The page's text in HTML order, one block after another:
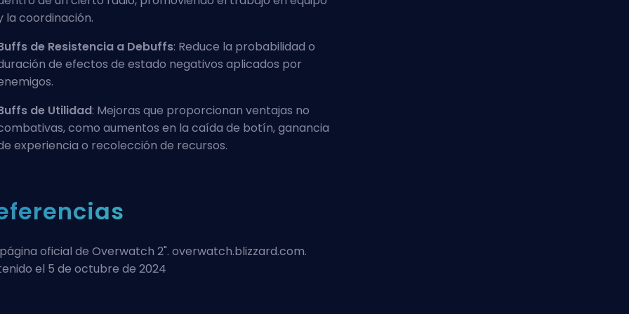
la coordinación.
de Resistencia a Debuffs: Reduce la probabilidad o
de efectos de estado negativos aplicados por
de Utilidad: Mejoras que proporcionan ventajas no
como aumentos en la caída de botín, ganancia
experiencia o recolección de recursos.
página oficial de Overwatch 2". overwatch.blizzard.com.
el 5 de octubre de 2024